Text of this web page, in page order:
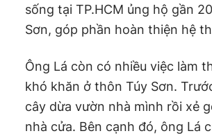
sống tại TP.HCM ủng hộ gần
Sơn, góp phần hoàn thiện hệ
Ông Lá còn có nhiều việc làm
khó khăn ở thôn Túy Sơn.
cây dừa vườn nhà mình rồi xẻ
nhà cửa. Bên cạnh đó, ông Lá